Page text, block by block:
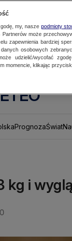
PrognozaŚwiat
kg i
my, nasze podmioty
może
zapewnienia bardziej
osobowych
udzielić/wycofać
momencie, klikając przycisk